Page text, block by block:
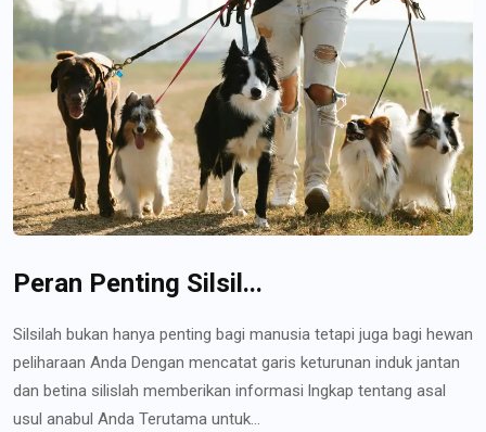
Peran Penting Silsil...
Silsilah bukan hanya penting bagi manusia tetapi juga bagi hewan
peliharaan Anda Dengan mencatat garis keturunan induk jantan
dan betina silislah memberikan informasi lngkap tentang asal
usul anabul Anda Terutama untuk...